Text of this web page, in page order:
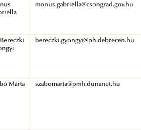
monus.gabriella@csongrad.gov.hu
bereczki.gyongyi@ph.debrecen.hu
Márta szabomarta@pmh.dunanet.hu